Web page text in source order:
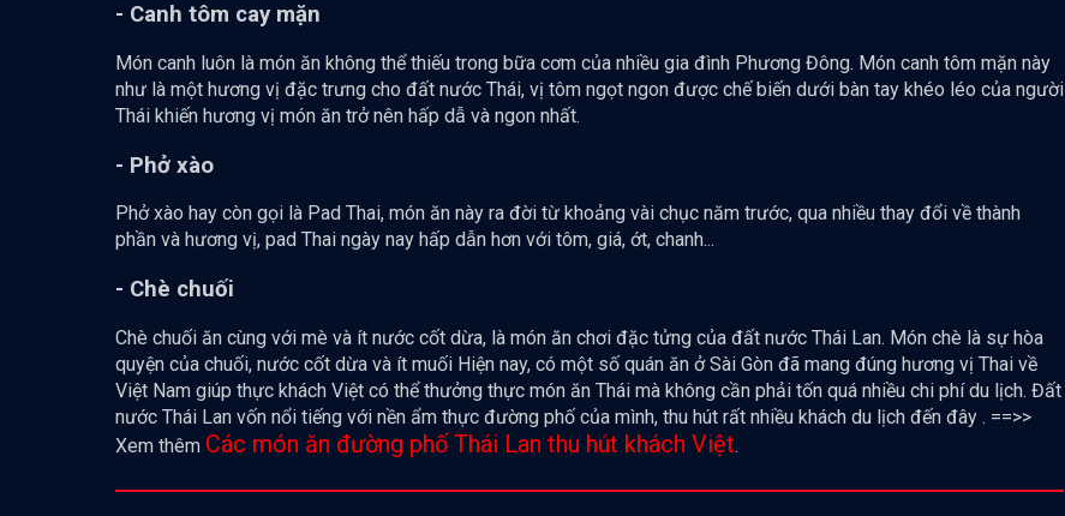
- Canh tôm cay mặn
Món canh luôn là món ăn không thể thiếu trong bữa cơm của nhiều gia đình Phương Đông. Món canh tôm mặn này
như là một hương vị đặc trưng cho đất nước Thái, vị tôm ngọt ngon được chế biến dưới bàn tay khéo léo của người
Thái khiến hương vị món ăn trở nên hấp dẫ và ngon nhất.
- Phở xào
Phở xào hay còn gọi là Pad Thai, món ăn này ra đời từ khoảng vài chục năm trước, qua nhiều thay đổi về thành
phần và hương vị, pad Thai ngày nay hấp dẫn hơn với tôm, giá, ớt, chanh...
- Chè chuối
Chè chuối ăn cùng với mè và ít nước cốt dừa, là món ăn chơi đặc tửng của đất nước Thái Lan. Món chè là sự hòa
quyện của chuối, nước cốt dừa và ít muối Hiện nay, có một số quán ăn ở Sài Gòn đã mang đúng hương vị Thai về
Việt Nam giúp thực khách Việt có thể thưởng thực món ăn Thái mà không cần phải tốn quá nhiều chi phí du lịch. Đất
nước Thái Lan vốn nổi tiếng với nền ẩm thực đường phố của mình, thu hút rất nhiều khách du lịch đến đây . ==>>
Xem thêm Các món ăn đường phố Thái Lan thu hút khách Việt.